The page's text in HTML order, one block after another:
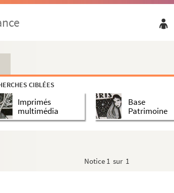
CIBLÉES
Imprimés
multimédia
Base
Patrimoine
Notice 1 sur 1